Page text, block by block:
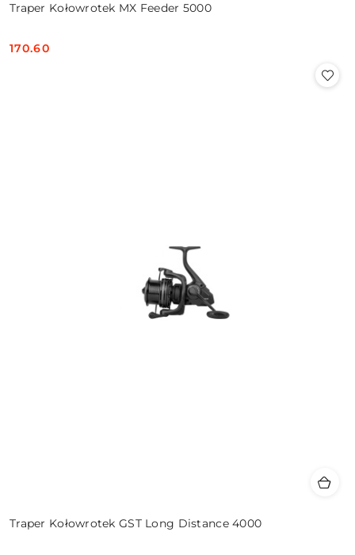
Traper Kołowrotek MX Feeder 5000
Cena:
170.60
Traper Kołowrotek GST Long Distance 4000